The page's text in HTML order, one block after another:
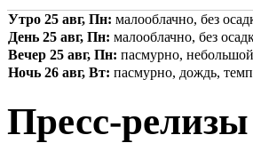
Утро 25 авг, Пн: малооблачно, без
День 25 авг, Пн: малооблачно, без
Вечер 25 авг, Пн: пасмурно,
Ночь 26 авг, Вт: пасмурно, дождь,
Пресс-релизы